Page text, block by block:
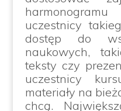
uczestnicy
dostęp do
naukowych,
teksty czy
uczestnicy
materiały na
chcą.